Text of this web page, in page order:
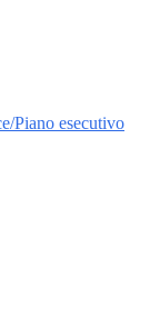
Piano esecutivo